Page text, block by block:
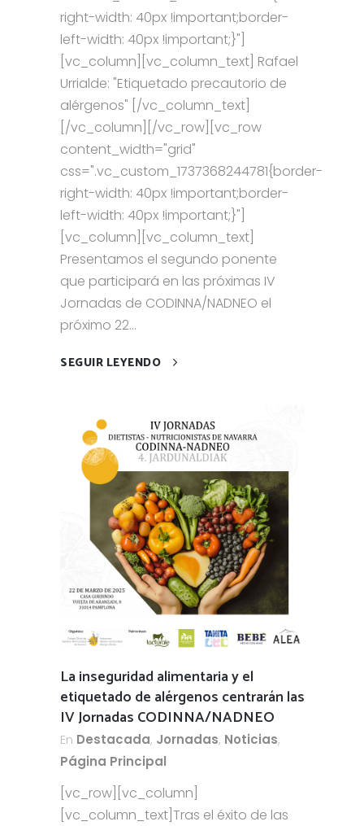
right-width: 40px !important;border-
left-width: 40px !important;}"]
[vc_column][vc_column_text] Rafael
Urrialde: "Etiquetado precautorio de
alérgenos" [/vc_column_text]
[/vc_column][/vc_row][vc_row
content_width="grid"
css=".vc_custom_1737368244781{border-
right-width: 40px !important;border-
left-width: 40px !important;}"]
[vc_column][vc_column_text]
Presentamos el segundo ponente
que participará en las próximas IV
Jornadas de CODINNA/NADNEO el
próximo 22...
SEGUIR LEYENDO
La inseguridad alimentaria y el
etiquetado de alérgenos centrarán las
IV Jornadas CODINNA/NADNEO
En Destacada, Jornadas, Noticias,
Página Principal
[vc_row][vc_column]
[vc_column_text]Tras el éxito de las